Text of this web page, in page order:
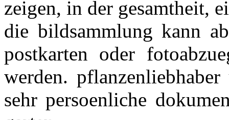
zeigen, in der gesamtheit,
die bildsammlung kann
postkarten oder
werden.
sehr persoenliche